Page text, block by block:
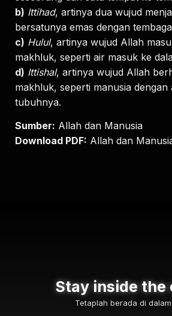
b) Ittihad, artinya dua wujud
bersatunya emas dengan
c) Hulul, artinya wujud Allah
makhluk, seperti air masuk ke
d) Ittishal, artinya wujud Allah
makhluk, seperti manusia dengan
tubuhnya.
Sumber: Allah dan Manusia
Download PDF: Allah dan
Stay inside the
Tetaplah berada di